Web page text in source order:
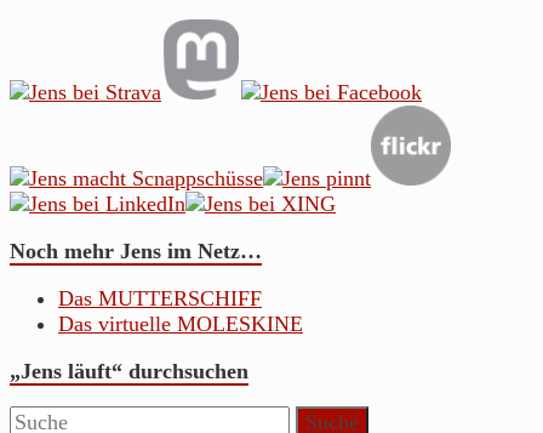
Noch mehr Jens im Netz…
Das MUTTERSCHIFF
Das virtuelle MOLESKINE
„Jens läuft“ durchsuchen